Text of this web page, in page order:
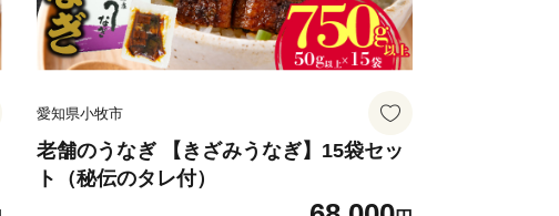
愛知県小牧市
老舗のうなぎ 【きざみうなぎ】15袋セッ
ト（秘伝のタレ付）